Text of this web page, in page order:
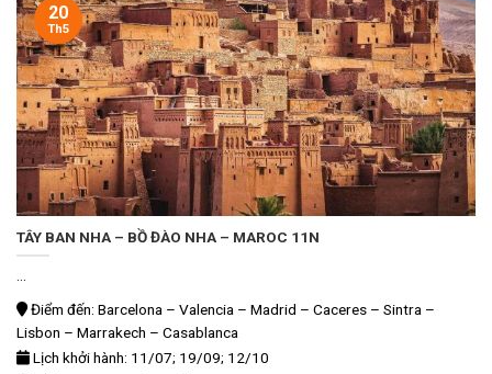
TÂY BAN NHA – BỒ ĐÀO NHA – MAROC 11N
Điểm đến: Barcelona – Valencia – Madrid – Caceres – Sintra –
Lisbon – Marrakech – Casablanca
Lịch khởi hành: 11/07; 19/09; 12/10
20
Th5